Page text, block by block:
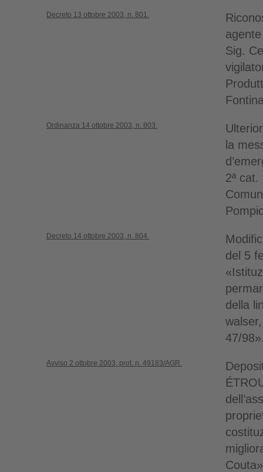
Decreto 13 ottobre 2003, n. 801.
Sig.
Ordinanza 14 ottobre 2003, n. 803.
la
2ª
Decreto 14 ottobre 2003, n. 804.
del 5
della
47/
Avviso 2 ottobre 2003, prot. n. 49183/AGR.